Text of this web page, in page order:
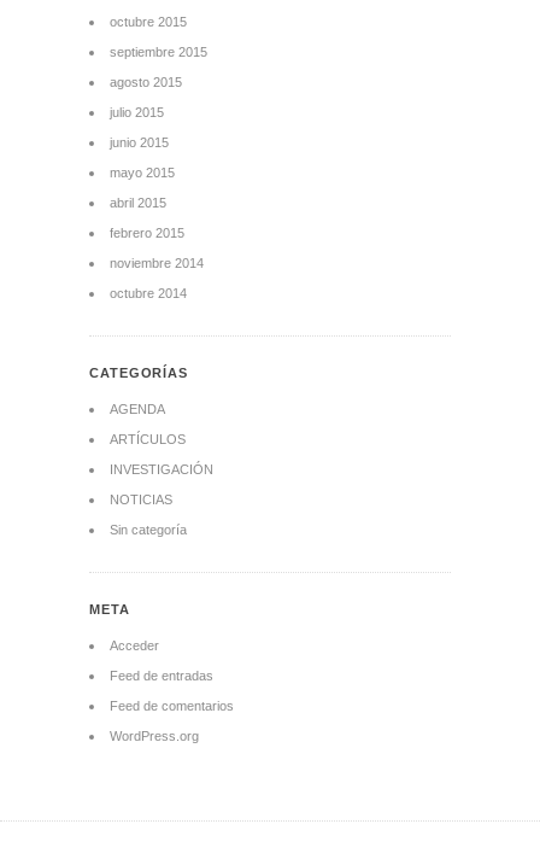
octubre 2015
septiembre 2015
agosto 2015
julio 2015
junio 2015
mayo 2015
abril 2015
febrero 2015
noviembre 2014
octubre 2014
CATEGORÍAS
AGENDA
ARTÍCULOS
INVESTIGACIÓN
NOTICIAS
Sin categoría
META
Acceder
Feed de entradas
Feed de comentarios
WordPress.org